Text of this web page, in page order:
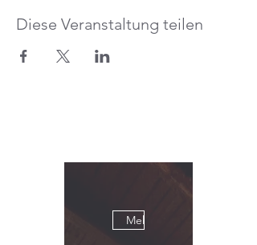
Diese Veranstaltung teilen
Mehrere Termine